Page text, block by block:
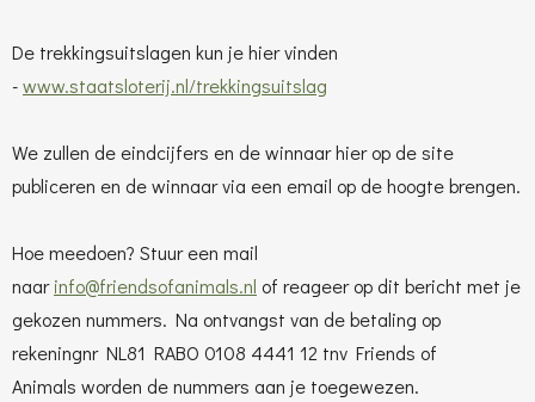
De trekkingsuitslagen kun je hier vinden
-www.staatsloterij.nl/trekkingsuitslag
We zullen de eindcijfers en de winnaar hier op de site
publiceren en de winnaar via een email op de hoogte brengen.
Hoe meedoen? Stuur een mail
naarinfo@friendsofanimals.nl of reageer op dit bericht met je
gekozen nummers. Na ontvangst van de betaling op
rekeningnr NL81 RABO 0108 4441 12 tnv Friends of
Animals worden de nummers aan je toegewezen.